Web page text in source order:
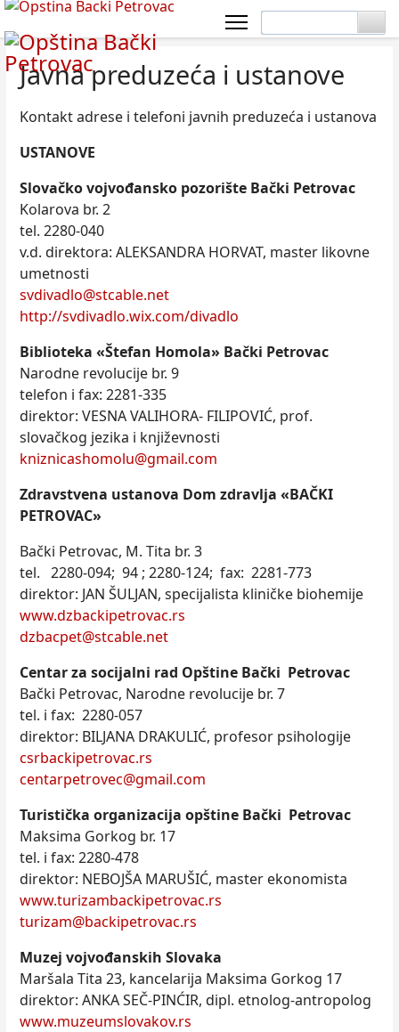
Javna preduzeća i ustanove
Kontakt adrese i telefoni javnih preduzeća i ustanova
USTANOVE
Slovačko vojvođansko pozorište Bački Petrovac
Kolarova br. 2
tel. 2280-040
v.d. direktora: ALEKSANDRA HORVAT, master likovne
umetnosti
svdivadlo@stcable.net
http://svdivadlo.wix.com/divadlo
Biblioteka «Štefan Homola» Bački Petrovac
Narodne revolucije br. 9
telefon i fax: 2281-335
direktor: VESNA VALIHORA- FILIPOVIĆ, prof.
slovačkog jezika i književnosti
kniznicashomolu@gmail.com
Zdravstvena ustanova Dom zdravlja «BAČKI
PETROVAC»
Bački Petrovac, M. Tita br. 3
tel. 2280-094; 94 ; 2280-124; fax: 2281-773
direktor: JAN ŠULJAN, specijalista kliničke biohemije
www.dzbackipetrovac.rs
dzbacpet@stcable.net
Centar za socijalni rad Opštine Bački Petrovac
Bački Petrovac, Narodne revolucije br. 7
tel. i fax: 2280-057
direktor: BILJANA DRAKULIĆ, profesor psihologije
csrbackipetrovac.rs
centarpetrovec@gmail.com
Turistička organizacija opštine Bački Petrovac
Maksima Gorkog br. 17
tel. i fax: 2280-478
direktor: NEBOJŠA MARUŠIĆ, master ekonomista
www.turizambackipetrovac.rs
turizam@backipetrovac.rs
Muzej vojvođanskih Slovaka
Maršala Tita 23, kancelarija Maksima Gorkog 17
direktor: ANKA SEČ-PINĆIR, dipl. etnolog-antropolog
www.muzeumslovakov.rs